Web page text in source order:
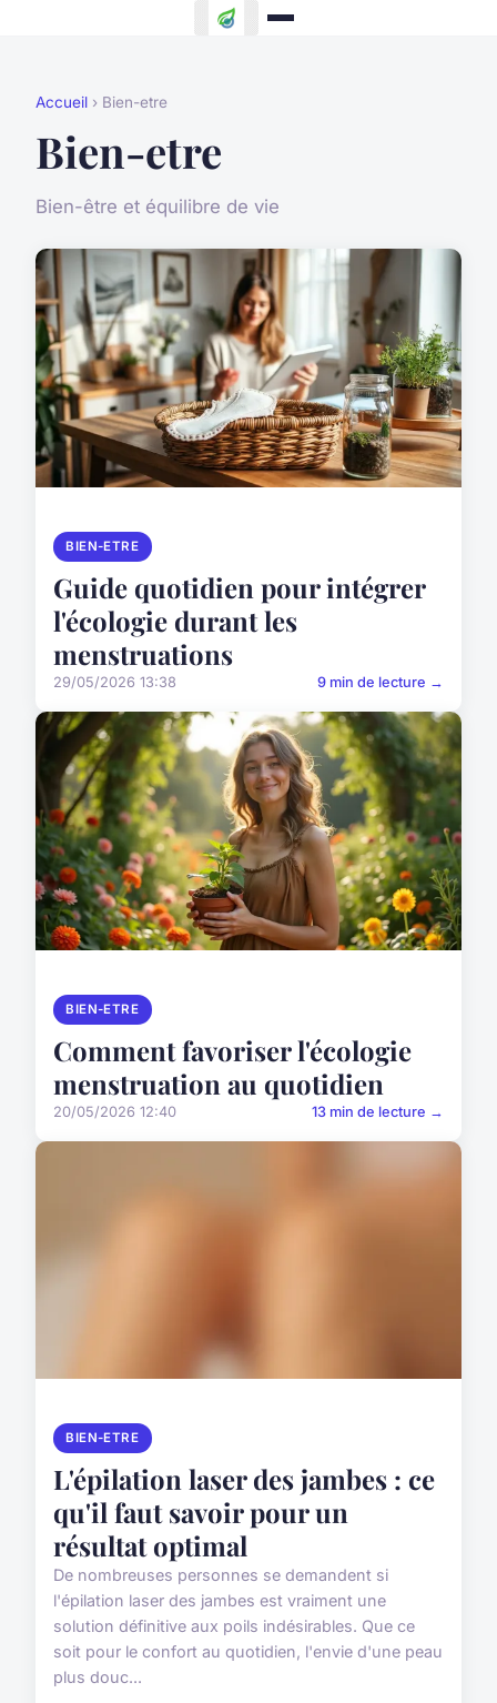
Accueil › Bien-etre
Bien-etre
Bien-être et équilibre de vie
BIEN-ETRE
Guide quotidien pour intégrer
l'écologie durant les
menstruations
29/05/2026 13:38 9 min de lecture →
BIEN-ETRE
Comment favoriser l'écologie
menstruation au quotidien
20/05/2026 12:40 13 min de lecture →
BIEN-ETRE
L'épilation laser des jambes : ce
qu'il faut savoir pour un
résultat optimal
De nombreuses personnes se demandent si
l'épilation laser des jambes est vraiment une
solution définitive aux poils indésirables. Que ce
soit pour le confort au quotidien, l'envie d'une peau
plus douc...